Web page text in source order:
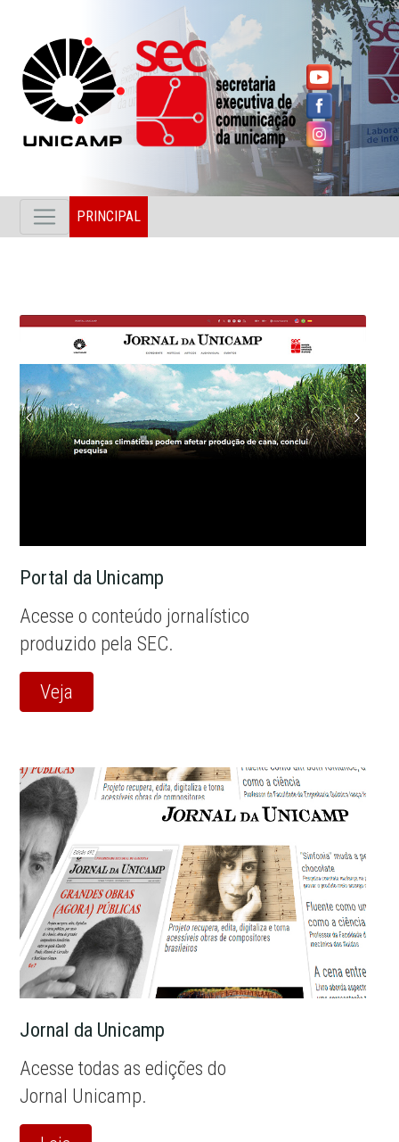
PRINCIPAL
Portal da Unicamp
Acesse o conteúdo jornalístico
produzido pela SEC.
Veja
Jornal da Unicamp
Acesse todas as edições do
Jornal Unicamp.